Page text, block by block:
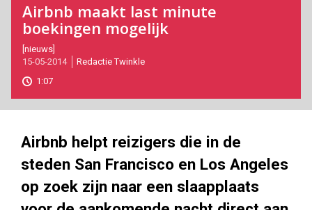
Airbnb maakt last minute
boekingen mogelijk
2014-
05-
15T11:43:00
2017-
05-
[nieuws]
15-05-2014
Redactie Twinkle
1:07
Airbnb helpt reizigers die in de
steden San Francisco en Los Angeles
op zoek zijn naar een slaapplaats